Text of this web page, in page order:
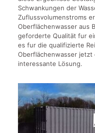
Schwankungen der
Zuflussvolumenstroms
Oberflächenwasser aus
geforderte Qualität fur
es fur die qualifizierte
Oberflächenwasser jetzt
interessante Lösung.